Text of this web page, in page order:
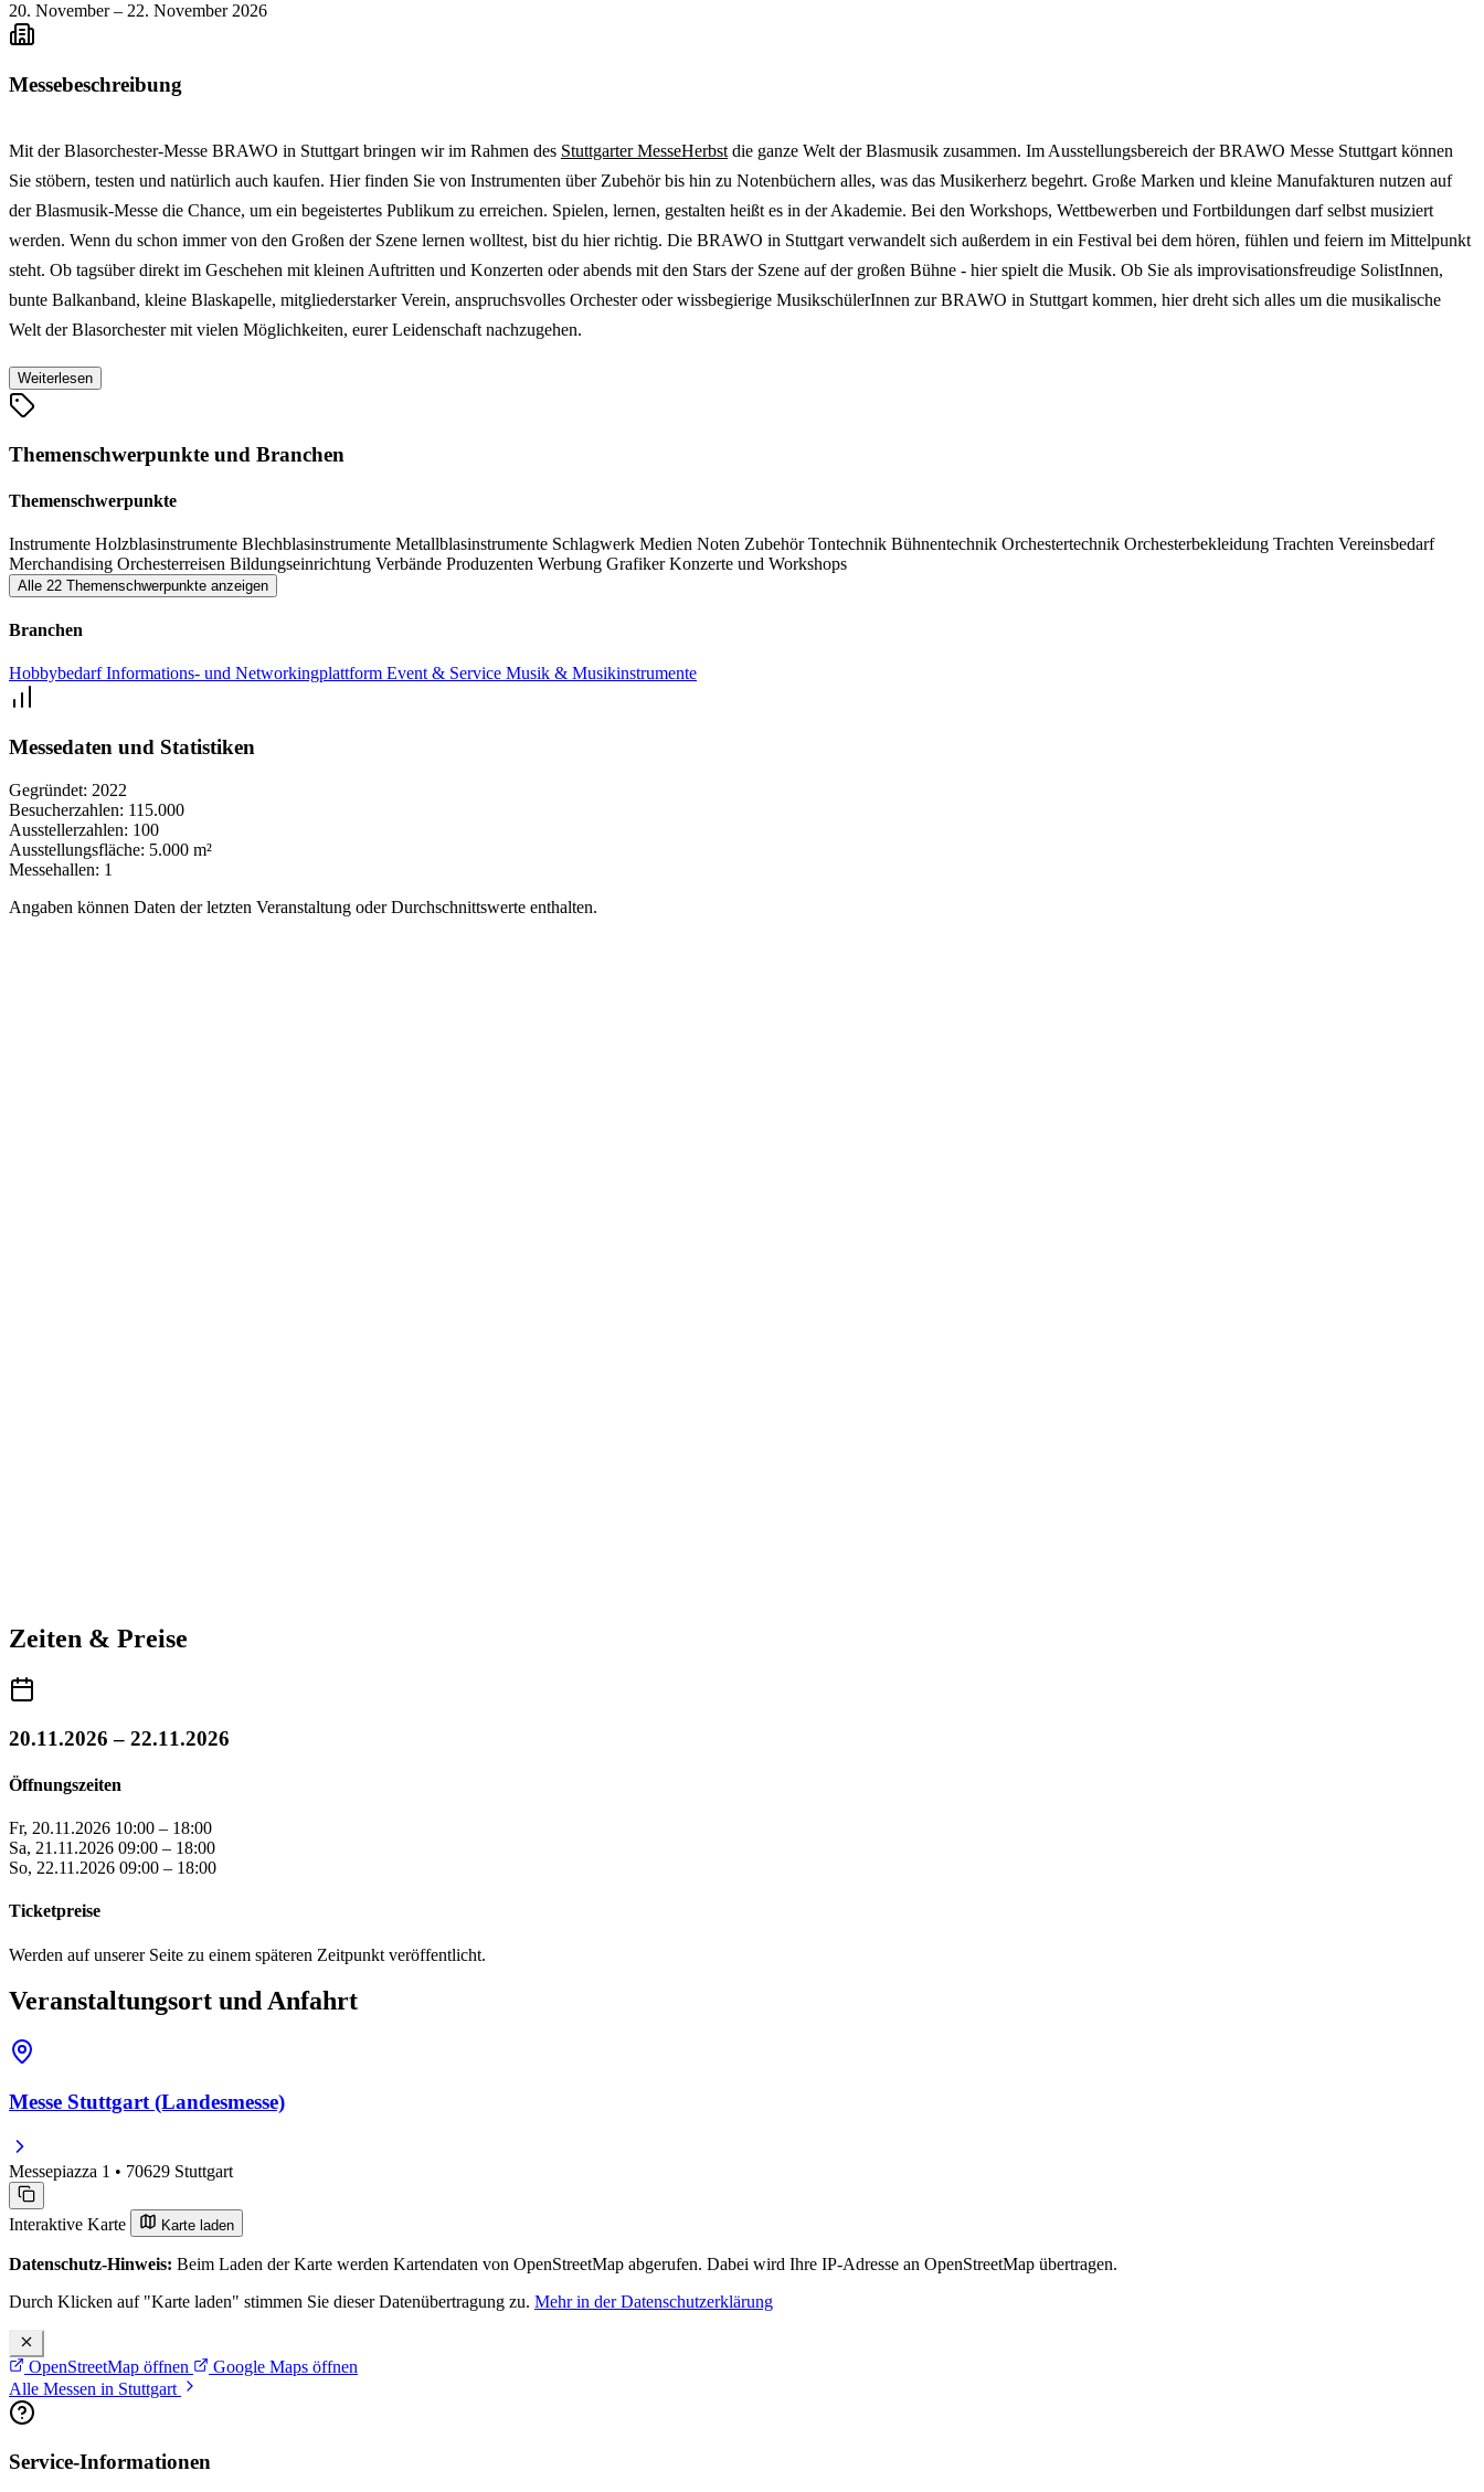
20. November – 22. November 2026
Messebeschreibung
Mit der Blasorchester-Messe BRAWO in Stuttgart bringen wir im Rahmen des Stuttgarter MesseHerbst die ganze Welt der Blasmusik zusammen. Im Ausstellungsbereich der BRAWO Messe Stuttgart können
Sie stöbern, testen und natürlich auch kaufen. Hier finden Sie von Instrumenten über Zubehör bis hin zu Notenbüchern alles, was das Musikerherz begehrt. Große Marken und kleine Manufakturen nutzen auf
der Blasmusik-Messe die Chance, um ein begeistertes Publikum zu erreichen. Spielen, lernen, gestalten heißt es in der Akademie. Bei den Workshops, Wettbewerben und Fortbildungen darf selbst musiziert
werden. Wenn du schon immer von den Großen der Szene lernen wolltest, bist du hier richtig. Die BRAWO in Stuttgart verwandelt sich außerdem in ein Festival bei dem hören, fühlen und feiern im Mittelpunkt
steht. Ob tagsüber direkt im Geschehen mit kleinen Auftritten und Konzerten oder abends mit den Stars der Szene auf der großen Bühne - hier spielt die Musik. Ob Sie als improvisationsfreudige SolistInnen,
bunte Balkanband, kleine Blaskapelle, mitgliederstarker Verein, anspruchsvolles Orchester oder wissbegierige MusikschülerInnen zur BRAWO in Stuttgart kommen, hier dreht sich alles um die musikalische
Welt der Blasorchester mit vielen Möglichkeiten, eurer Leidenschaft nachzugehen.
Weiterlesen
Themenschwerpunkte und Branchen
Themenschwerpunkte
Instrumente Holzblasinstrumente Blechblasinstrumente Metallblasinstrumente Schlagwerk Medien Noten ZubehörTontechnik Bühnentechnik Orchestertechnik Orchesterbekleidung Trachten Vereinsbedarf
Merchandising Orchesterreisen Bildungseinrichtung Verbände Produzenten Werbung GrafikerKonzerte und Workshops
Alle 22 Themenschwerpunkte anzeigen
Branchen
HobbybedarfInformations- und Networkingplattform Event & Service Musik & Musikinstrumente
Messedaten und Statistiken
Gegründet: 2022
Besucherzahlen: 115.000
Ausstellerzahlen: 100
Ausstellungsfläche: 5.000 m²
Messehallen: 1
Angaben können Daten der letzten Veranstaltung oder Durchschnittswerte enthalten.
Zeiten & Preise
20.11.2026 – 22.11.2026
Öffnungszeiten
Fr, 20.11.2026 10:00 – 18:00
Sa, 21.11.2026 09:00 – 18:00
So, 22.11.2026 09:00 – 18:00
Ticketpreise
Werden auf unserer Seite zu einem späteren Zeitpunkt veröffentlicht.
Veranstaltungsort und Anfahrt
Messe Stuttgart (Landesmesse)
Messepiazza 1 • 70629 Stuttgart
Interaktive Karte Karte laden
Datenschutz-Hinweis: Beim Laden der Karte werden Kartendaten von OpenStreetMap abgerufen. Dabei wird Ihre IP-Adresse an OpenStreetMap übertragen.
Durch Klicken auf "Karte laden" stimmen Sie dieser Datenübertragung zu. Mehr in der Datenschutzerklärung
OpenStreetMap öffnen
Google Maps öffnen
Alle Messen in Stuttgart
Service-Informationen